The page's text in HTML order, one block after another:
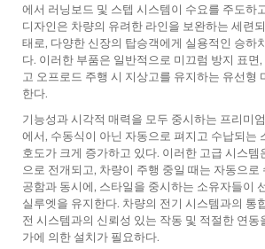
에서 러닝보드 및 스텝 시스템이 수요를 주도하
디자인은 차량의 유려한 라인을 보완하는 세련
태로, 다양한 신장의 탑승객에게 실용적인 승하
다. 이러한 부품은 일반적으로 미끄럼 방지 표면
고 오프로드 주행 시 지상고를 유지하는 유선형
한다.
기능성과 시각적 매력을 모두 중시하는 프리미
에서, 수동식이 아닌 자동으로 펴지고 수납되는
호도가 크게 증가하고 있다. 이러한 고급 시스템
으로 전개되고, 차량이 주행 중일 때는 자동으로
공함과 동시에, 스타일을 중시하는 소유자들이
실루엣을 유지한다. 차량의 전기 시스템과의 통
전 시스템과의 신뢰성 있는 작동 및 적절한 연동
가에 의한 설치가 필요하다.